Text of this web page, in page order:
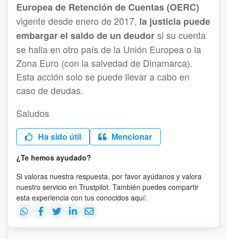
Europea de Retención de Cuentas (OERC)
vigente desde enero de 2017, la justicia puede
embargar el saldo de un deudorsi su cuenta
se halla en otro país de la Unión Europea o la
Zona Euro (con la salvedad de Dinamarca).
Esta acción solo se puede llevar a cabo en
caso de deudas.
Saludos
Ha sido útil Mencionar
¿Te hemos ayudado?
Si valoras nuestra respuesta, por favor ayúdanos y valora
nuestro servicio en Trustpilot. También puedes compartir
esta experiencia con tus conocidos aquí: